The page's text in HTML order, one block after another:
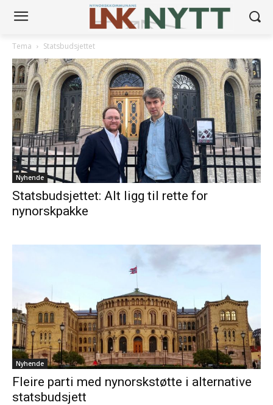
Tema Statsbudsjettet
Nyhende
Statsbudsjettet: Alt ligg til rette for
nynorskpakke
Nyhende
Fleire parti med nynorskstøtte i alternative
statsbudsjett